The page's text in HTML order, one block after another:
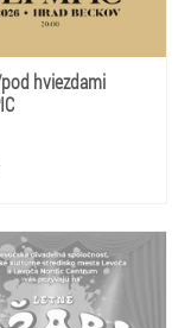
hviezdami